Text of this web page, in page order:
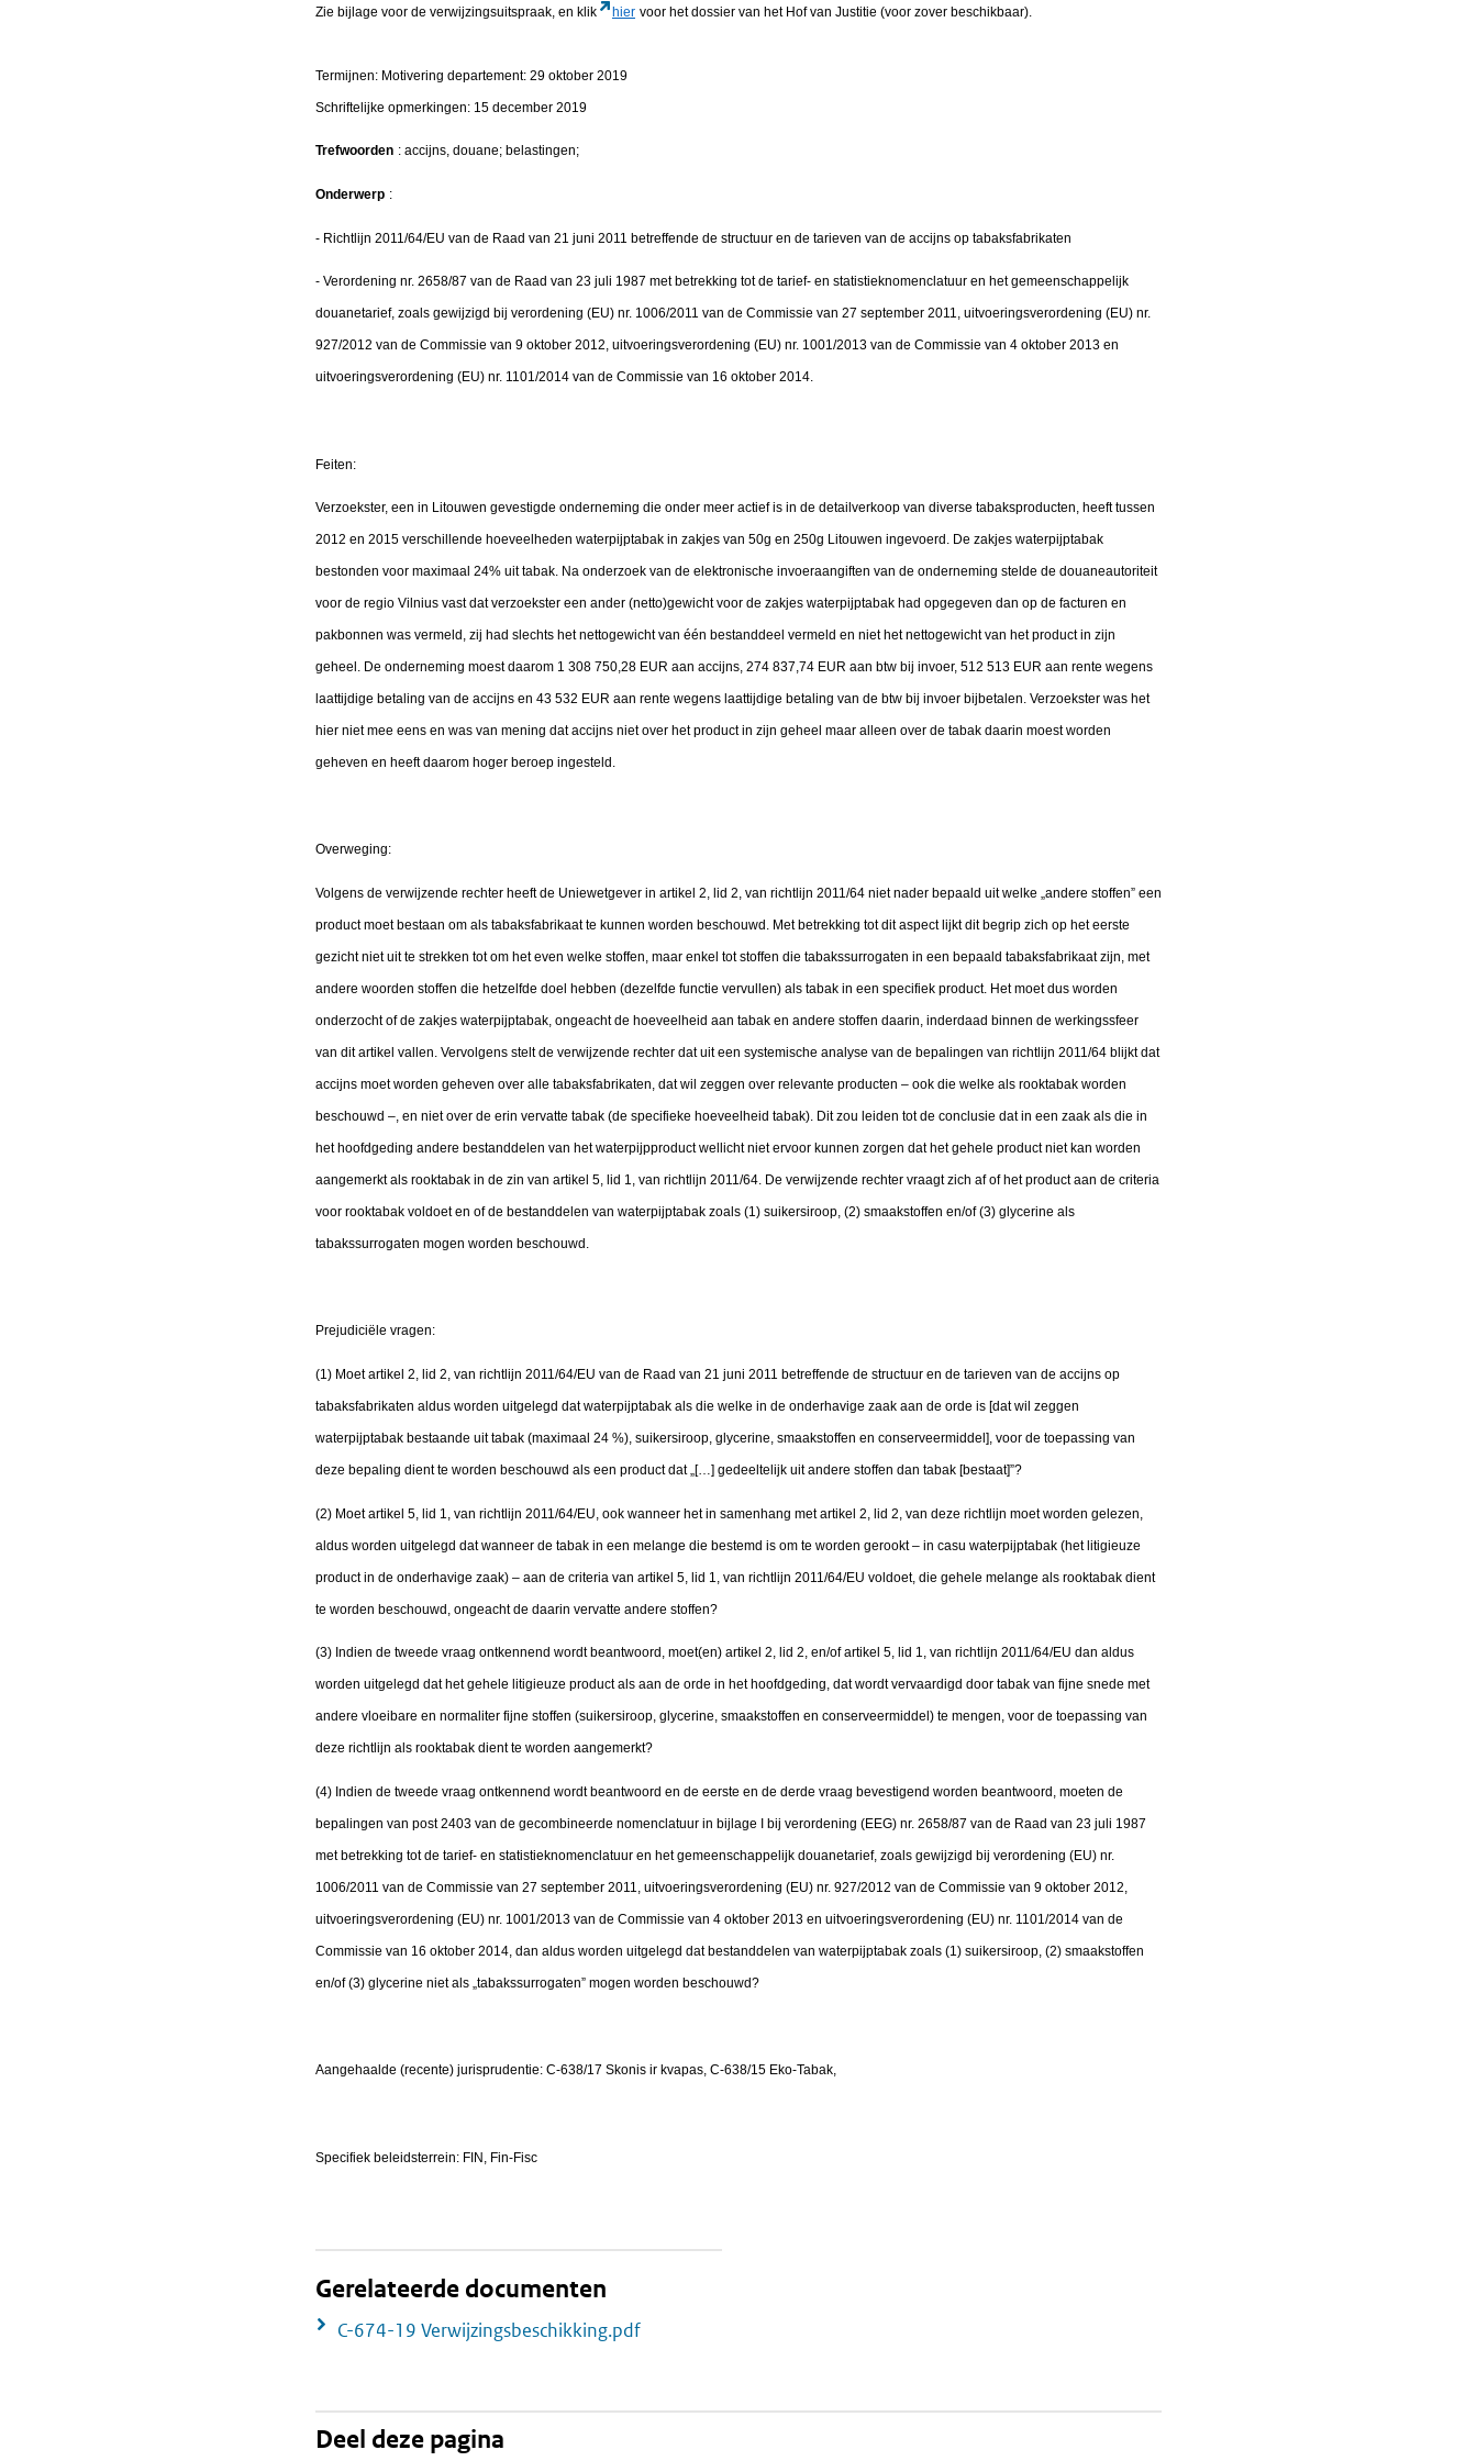
Zie bijlage voor de verwijzingsuitspraak, en klik hier voor het dossier van het Hof van Justitie (voor zover beschikbaar).
Termijnen: Motivering departement: 29 oktober 2019
Schriftelijke opmerkingen: 15 december 2019
Trefwoorden : accijns, douane; belastingen;
Onderwerp :
- Richtlijn 2011/64/EU van de Raad van 21 juni 2011 betreffende de structuur en de tarieven van de accijns op tabaksfabrikaten
- Verordening nr. 2658/87 van de Raad van 23 juli 1987 met betrekking tot de tarief- en statistieknomenclatuur en het gemeenschappelijk
douanetarief, zoals gewijzigd bij verordening (EU) nr. 1006/2011 van de Commissie van 27 september 2011, uitvoeringsverordening (EU) nr.
927/2012 van de Commissie van 9 oktober 2012, uitvoeringsverordening (EU) nr. 1001/2013 van de Commissie van 4 oktober 2013 en
uitvoeringsverordening (EU) nr. 1101/2014 van de Commissie van 16 oktober 2014.
Feiten:
Verzoekster, een in Litouwen gevestigde onderneming die onder meer actief is in de detailverkoop van diverse tabaksproducten, heeft tussen
2012 en 2015 verschillende hoeveelheden waterpijptabak in zakjes van 50g en 250g Litouwen ingevoerd. De zakjes waterpijptabak
bestonden voor maximaal 24% uit tabak. Na onderzoek van de elektronische invoeraangiften van de onderneming stelde de douaneautoriteit
voor de regio Vilnius vast dat verzoekster een ander (netto)gewicht voor de zakjes waterpijptabak had opgegeven dan op de facturen en
pakbonnen was vermeld, zij had slechts het nettogewicht van één bestanddeel vermeld en niet het nettogewicht van het product in zijn
geheel. De onderneming moest daarom 1 308 750,28 EUR aan accijns, 274 837,74 EUR aan btw bij invoer, 512 513 EUR aan rente wegens
laattijdige betaling van de accijns en 43 532 EUR aan rente wegens laattijdige betaling van de btw bij invoer bijbetalen. Verzoekster was het
hier niet mee eens en was van mening dat accijns niet over het product in zijn geheel maar alleen over de tabak daarin moest worden
geheven en heeft daarom hoger beroep ingesteld.
Overweging:
Volgens de verwijzende rechter heeft de Uniewetgever in artikel 2, lid 2, van richtlijn 2011/64 niet nader bepaald uit welke „andere stoffen” een
product moet bestaan om als tabaksfabrikaat te kunnen worden beschouwd. Met betrekking tot dit aspect lijkt dit begrip zich op het eerste
gezicht niet uit te strekken tot om het even welke stoffen, maar enkel tot stoffen die tabakssurrogaten in een bepaald tabaksfabrikaat zijn, met
andere woorden stoffen die hetzelfde doel hebben (dezelfde functie vervullen) als tabak in een specifiek product. Het moet dus worden
onderzocht of de zakjes waterpijptabak, ongeacht de hoeveelheid aan tabak en andere stoffen daarin, inderdaad binnen de werkingssfeer
van dit artikel vallen. Vervolgens stelt de verwijzende rechter dat uit een systemische analyse van de bepalingen van richtlijn 2011/64 blijkt dat
accijns moet worden geheven over alle tabaksfabrikaten, dat wil zeggen over relevante producten – ook die welke als rooktabak worden
beschouwd –, en niet over de erin vervatte tabak (de specifieke hoeveelheid tabak). Dit zou leiden tot de conclusie dat in een zaak als die in
het hoofdgeding andere bestanddelen van het waterpijpproduct wellicht niet ervoor kunnen zorgen dat het gehele product niet kan worden
aangemerkt als rooktabak in de zin van artikel 5, lid 1, van richtlijn 2011/64. De verwijzende rechter vraagt zich af of het product aan de criteria
voor rooktabak voldoet en of de bestanddelen van waterpijptabak zoals (1) suikersiroop, (2) smaakstoffen en/of (3) glycerine als
tabakssurrogaten mogen worden beschouwd.
Prejudiciële vragen:
(1) Moet artikel 2, lid 2, van richtlijn 2011/64/EU van de Raad van 21 juni 2011 betreffende de structuur en de tarieven van de accijns op
tabaksfabrikaten aldus worden uitgelegd dat waterpijptabak als die welke in de onderhavige zaak aan de orde is [dat wil zeggen
waterpijptabak bestaande uit tabak (maximaal 24 %), suikersiroop, glycerine, smaakstoffen en conserveermiddel], voor de toepassing van
deze bepaling dient te worden beschouwd als een product dat „[…] gedeeltelijk uit andere stoffen dan tabak [bestaat]”?
(2) Moet artikel 5, lid 1, van richtlijn 2011/64/EU, ook wanneer het in samenhang met artikel 2, lid 2, van deze richtlijn moet worden gelezen,
aldus worden uitgelegd dat wanneer de tabak in een melange die bestemd is om te worden gerookt – in casu waterpijptabak (het litigieuze
product in de onderhavige zaak) – aan de criteria van artikel 5, lid 1, van richtlijn 2011/64/EU voldoet, die gehele melange als rooktabak dient
te worden beschouwd, ongeacht de daarin vervatte andere stoffen?
(3) Indien de tweede vraag ontkennend wordt beantwoord, moet(en) artikel 2, lid 2, en/of artikel 5, lid 1, van richtlijn 2011/64/EU dan aldus
worden uitgelegd dat het gehele litigieuze product als aan de orde in het hoofdgeding, dat wordt vervaardigd door tabak van fijne snede met
andere vloeibare en normaliter fijne stoffen (suikersiroop, glycerine, smaakstoffen en conserveermiddel) te mengen, voor de toepassing van
deze richtlijn als rooktabak dient te worden aangemerkt?
(4) Indien de tweede vraag ontkennend wordt beantwoord en de eerste en de derde vraag bevestigend worden beantwoord, moeten de
bepalingen van post 2403 van de gecombineerde nomenclatuur in bijlage I bij verordening (EEG) nr. 2658/87 van de Raad van 23 juli 1987
met betrekking tot de tarief- en statistieknomenclatuur en het gemeenschappelijk douanetarief, zoals gewijzigd bij verordening (EU) nr.
1006/2011 van de Commissie van 27 september 2011, uitvoeringsverordening (EU) nr. 927/2012 van de Commissie van 9 oktober 2012,
uitvoeringsverordening (EU) nr. 1001/2013 van de Commissie van 4 oktober 2013 en uitvoeringsverordening (EU) nr. 1101/2014 van de
Commissie van 16 oktober 2014, dan aldus worden uitgelegd dat bestanddelen van waterpijptabak zoals (1) suikersiroop, (2) smaakstoffen
en/of (3) glycerine niet als „tabakssurrogaten” mogen worden beschouwd?
Aangehaalde (recente) jurisprudentie: C-638/17 Skonis ir kvapas, C-638/15 Eko-Tabak,
Specifiek beleidsterrein: FIN, Fin-Fisc
Gerelateerde documenten
C-674-19 Verwijzingsbeschikking.pdf
Deel deze pagina